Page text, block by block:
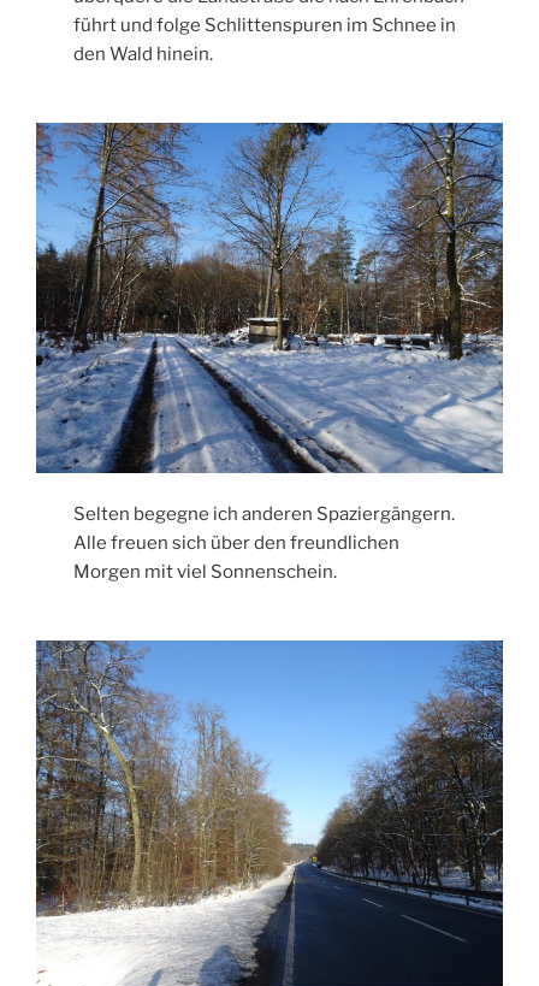
führt und folge Schlittenspuren im Schnee in
den Wald hinein.
Selten begegne ich anderen Spaziergängern.
Alle freuen sich über den freundlichen
Morgen mit viel Sonnenschein.